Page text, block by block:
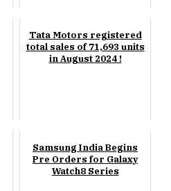
Tata Motors registered
total sales of 71,693 units
in August 2024 !
Samsung India Begins
Pre Orders for Galaxy
Watch8 Series